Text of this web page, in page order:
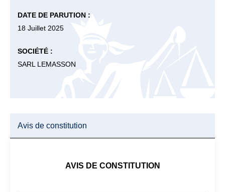
DATE DE PARUTION :
18 Juillet 2025
SOCIÉTÉ :
SARL LEMASSON
Avis de constitution
AVIS DE CONSTITUTION